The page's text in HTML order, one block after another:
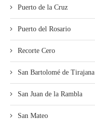
Puerto de la Cruz
Puerto del Rosario
Recorte Cero
San Bartolomé de Tirajana
San Juan de la Rambla
San Mateo